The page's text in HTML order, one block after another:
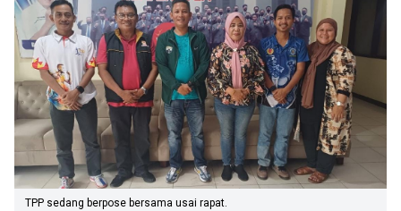
TPP sedang berpose bersama usai rapat.